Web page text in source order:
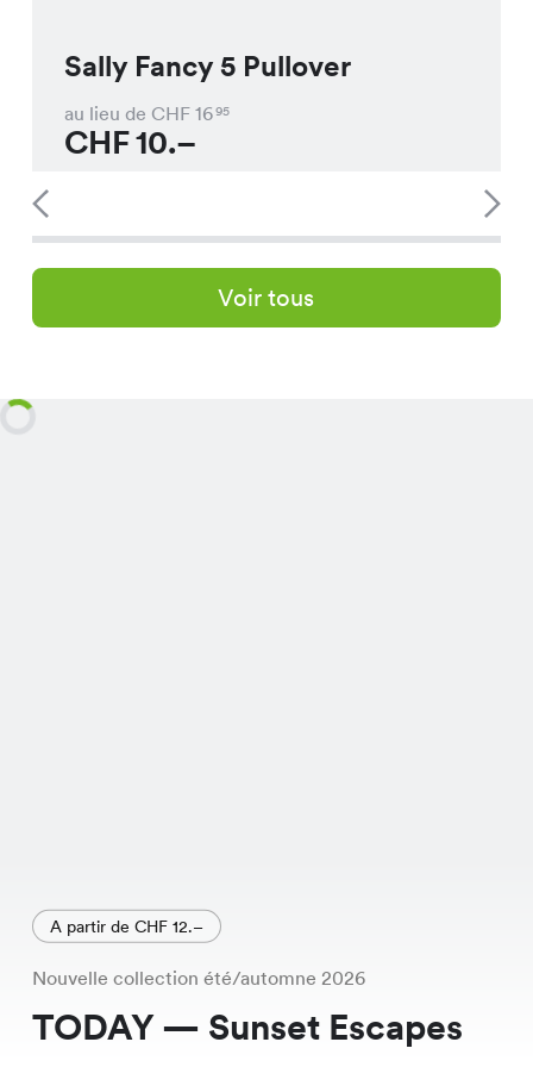
Sally Fancy 5 Pullover
au lieu de CHF 1695
CHF10.–
Voir tous
A partir de CHF 12.–
Nouvelle collection été/automne 2026
TODAY — Sunset Escapes